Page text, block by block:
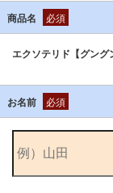
商品名 必須
エクソテリド【グン
お名前 必須